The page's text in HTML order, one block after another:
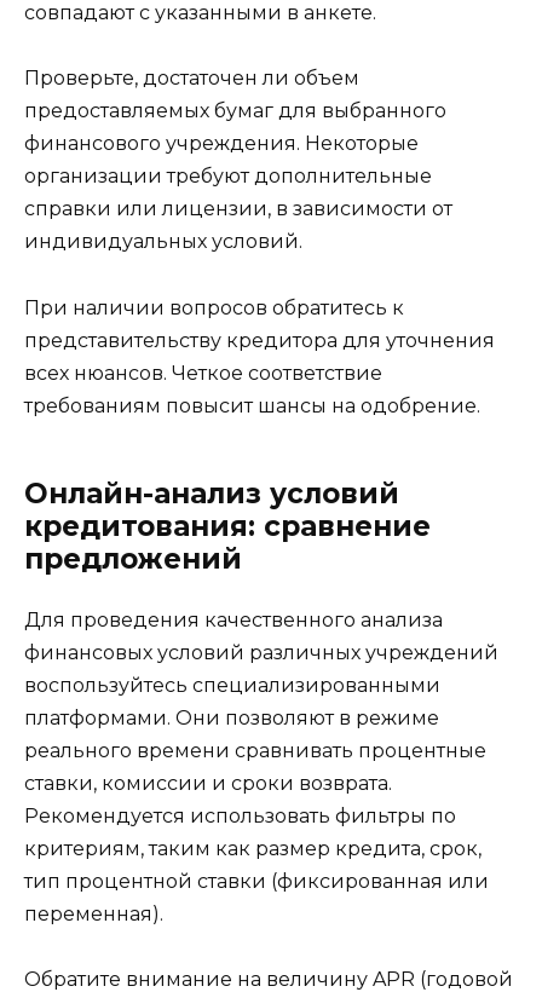
совпадают с указанными в анкете.
Проверьте, достаточен ли объем
предоставляемых бумаг для выбранного
финансового учреждения. Некоторые
организации требуют дополнительные
справки или лицензии, в зависимости от
индивидуальных условий.
При наличии вопросов обратитесь к
представительству кредитора для уточнения
всех нюансов. Четкое соответствие
требованиям повысит шансы на одобрение.
Онлайн-анализ условий
кредитования: сравнение
предложений
Для проведения качественного анализа
финансовых условий различных учреждений
воспользуйтесь специализированными
платформами. Они позволяют в режиме
реального времени сравнивать процентные
ставки, комиссии и сроки возврата.
Рекомендуется использовать фильтры по
критериям, таким как размер кредита, срок,
тип процентной ставки (фиксированная или
переменная).
Обратите внимание на величину APR (годовой